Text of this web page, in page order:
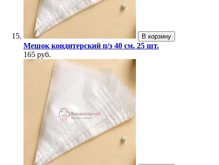
В корзину
Мешок кондитерский п/э 40 см. 25 шт.
165 руб.